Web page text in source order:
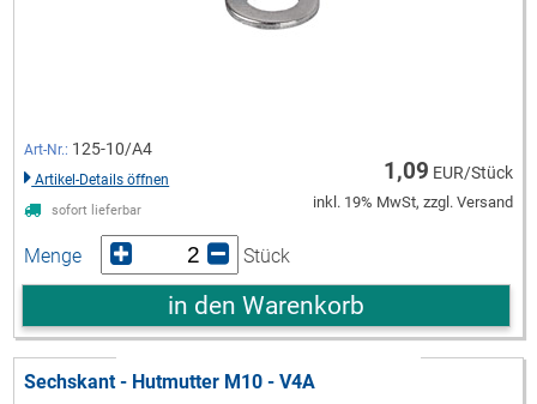
Art-Nr.: 125-10/A4
Artikel-Details öffnen
sofort lieferbar
1,09 EUR/Stück
inkl. 19% MwSt, zzgl. Versand
Menge Stück
in den Warenkorb
Sechskant - Hutmutter M10 - V4A